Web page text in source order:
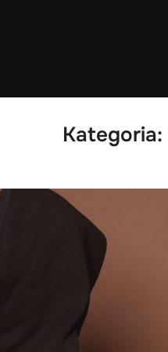
Kategoria: